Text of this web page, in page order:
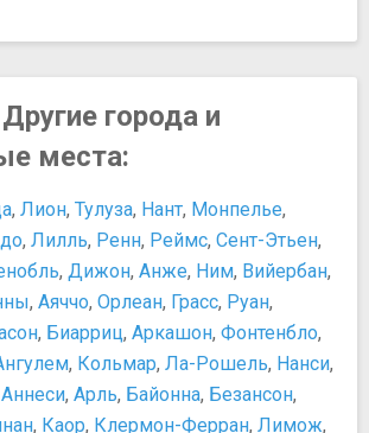
кролик»
депортации
проходящий сквозь стену"
арка
достопримечательности
сад
отдых
посещении Диснейленда
во Франции
Free во Франции
Парижа
от заведений питания
города и
места:
, Лион, Тулуза, Нант, Монпелье,
, Лилль, Ренн, Реймс, Сент-Этьен,
, Дижон, Анже, Ним, Вийербан,
, Аяччо, Орлеан, Грасс, Руан,
, Биарриц, Аркашон, Фонтенбло,
, Кольмар, Ла-Рошель, Нанси,
Аннеси, Арль, Байонна, Безансон,
, Каор, Клермон-Ферран, Лимож,